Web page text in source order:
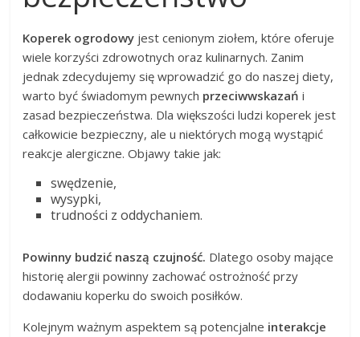
Koperek ogrodowy jest cenionym ziołem, które oferuje
wiele korzyści zdrowotnych oraz kulinarnych. Zanim
jednak zdecydujemy się wprowadzić go do naszej diety,
warto być świadomym pewnych przeciwwskazań i
zasad bezpieczeństwa. Dla większości ludzi koperek jest
całkowicie bezpieczny, ale u niektórych mogą wystąpić
reakcje alergiczne. Objawy takie jak:
swędzenie,
wysypki,
trudności z oddychaniem.
Powinny budzić naszą czujność. Dlatego osoby mające
historię alergii powinny zachować ostrożność przy
dodawaniu koperku do swoich posiłków.
Kolejnym ważnym aspektem są potencjalne interakcje